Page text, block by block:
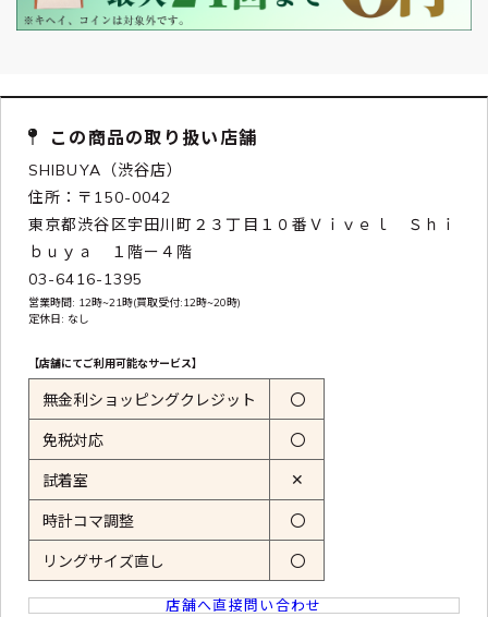
この商品の取り扱い店舗
SHIBUYA（渋谷店）
住所：〒150-0042
東京都渋谷区宇田川町２３丁目１０番Ｖｉｖｅｌ Ｓｈｉ
ｂｕｙａ １階ー４階
03-6416-1395
営業時間: 12時~21時(買取受付:12時~20時)
定休日: なし
【店舗にてご利用可能なサービス】
無金利ショッピングクレジット 〇
免税対応 〇
試着室 ✕
時計コマ調整 〇
リングサイズ直し 〇
店舗へ直接問い合わせ